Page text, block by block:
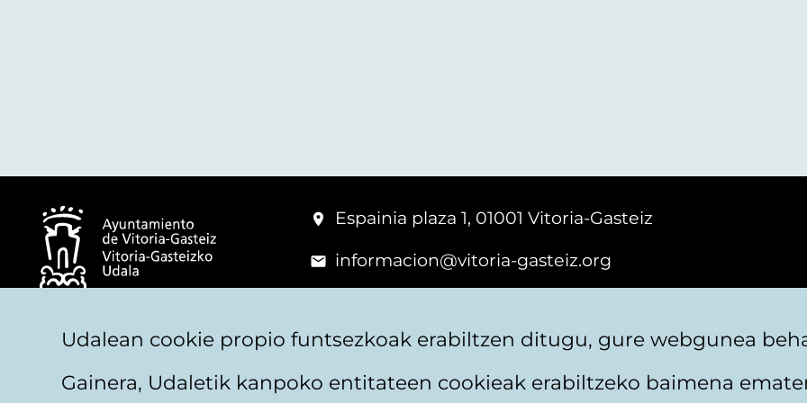
© Vitoria-Gasteizko Udala
Espainia plaza 1, 01001 Vitoria-Gasteiz
informacion@vitoria-gasteiz.org
Udalean cookie propio funtsezkoak erabiltzen ditugu, gure webgunea
Gainera, Udaletik kanpoko entitateen cookieak erabiltzeko baimena